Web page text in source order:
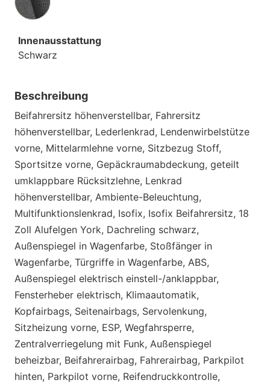
Innenausstattung
Schwarz
Beschreibung
Beifahrersitz höhenverstellbar, Fahrersitz
höhenverstellbar, Lederlenkrad, Lendenwirbelstütze
vorne, Mittelarmlehne vorne, Sitzbezug Stoff,
Sportsitze vorne, Gepäckraumabdeckung, geteilt
umklappbare Rücksitzlehne, Lenkrad
höhenverstellbar, Ambiente-Beleuchtung,
Multifunktionslenkrad, Isofix, Isofix Beifahrersitz, 18
Zoll Alufelgen York, Dachreling schwarz,
Außenspiegel in Wagenfarbe, Stoßfänger in
Wagenfarbe, Türgriffe in Wagenfarbe, ABS,
Außenspiegel elektrisch einstell-/anklappbar,
Fensterheber elektrisch, Klimaautomatik,
Kopfairbags, Seitenairbags, Servolenkung,
Sitzheizung vorne, ESP, Wegfahrsperre,
Zentralverriegelung mit Funk, Außenspiegel
beheizbar, Beifahrerairbag, Fahrerairbag, Parkpilot
hinten, Parkpilot vorne, Reifendruckkontrolle,